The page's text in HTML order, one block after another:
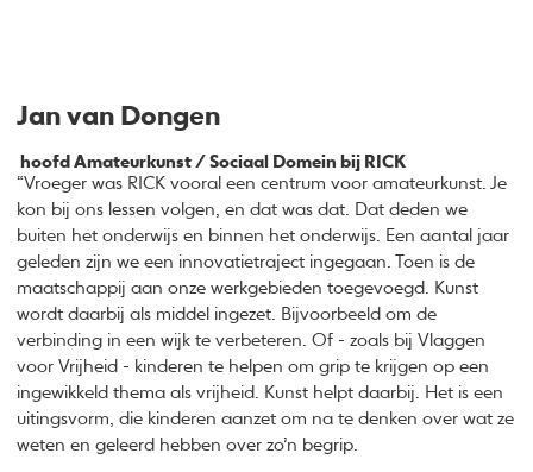
Jan van Dongen
hoofd Amateurkunst / Sociaal Domein bij RICK
“Vroeger was RICK vooral een centrum voor amateurkunst. Je
kon bij ons lessen volgen, en dat was dat. Dat deden we
buiten het onderwijs en binnen het onderwijs. Een aantal jaar
geleden zijn we een innovatietraject ingegaan. Toen is de
maatschappij aan onze werkgebieden toegevoegd. Kunst
wordt daarbij als middel ingezet. Bijvoorbeeld om de
verbinding in een wijk te verbeteren. Of - zoals bij Vlaggen
voor Vrijheid - kinderen te helpen om grip te krijgen op een
ingewikkeld thema als vrijheid. Kunst helpt daarbij. Het is een
uitingsvorm, die kinderen aanzet om na te denken over wat ze
weten en geleerd hebben over zo’n begrip.